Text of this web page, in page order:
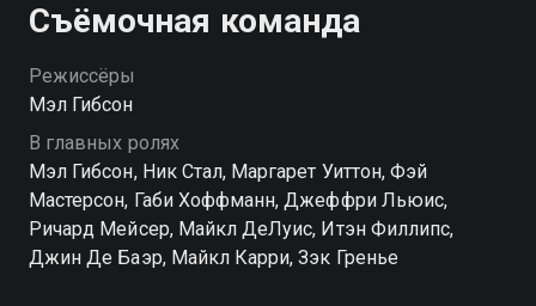
Съёмочная команда
Режиссёры
Мэл Гибсон
В главных ролях
Мэл Гибсон, Ник Стал, Маргарет Уиттон, Фэй
Мастерсон, Габи Хоффманн, Джеффри Льюис,
Ричард Мейсер, Майкл ДеЛуис, Итэн Филлипс,
Джин Де Баэр, Майкл Карри, Зэк Гренье